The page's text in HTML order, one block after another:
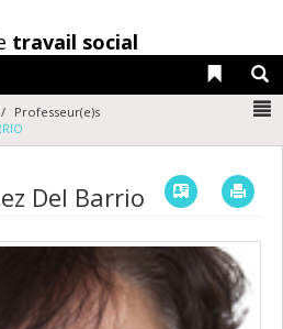
travail social
Liens
Professeur(e)s
Del Barrio Vcard